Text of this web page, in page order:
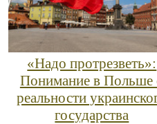
«Надо протрезветь»:
Понимание в Польше
реальности
государства